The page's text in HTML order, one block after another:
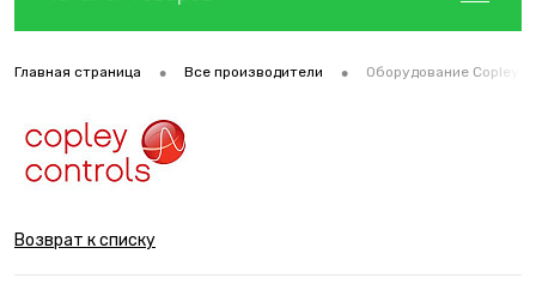
Главная страница • Все производители • Оборудование Copley
Возврат к списку